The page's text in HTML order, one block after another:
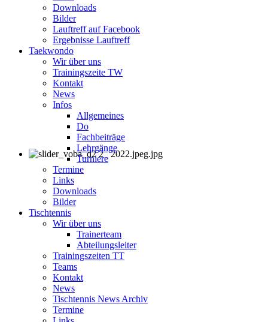
Downloads
Bilder
Lauftreff auf Facebook
Ergebnisse Lauftreff
Taekwondo
Wir über uns
Trainingszeite TW
Kontakt
News
Infos
Allgemeines
Do
Fachbeiträge
Lehrgänge
Turniere
Termine
Links
Downloads
Bilder
Tischtennis
Wir über uns
Trainerteam
Abteilungsleiter
Trainingszeiten TT
Teams
Kontakt
News
Tischtennis News Archiv
Termine